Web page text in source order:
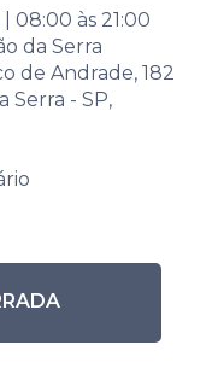
08:00 às 21:00
da Serra
de Andrade, 182
Serra - SP,